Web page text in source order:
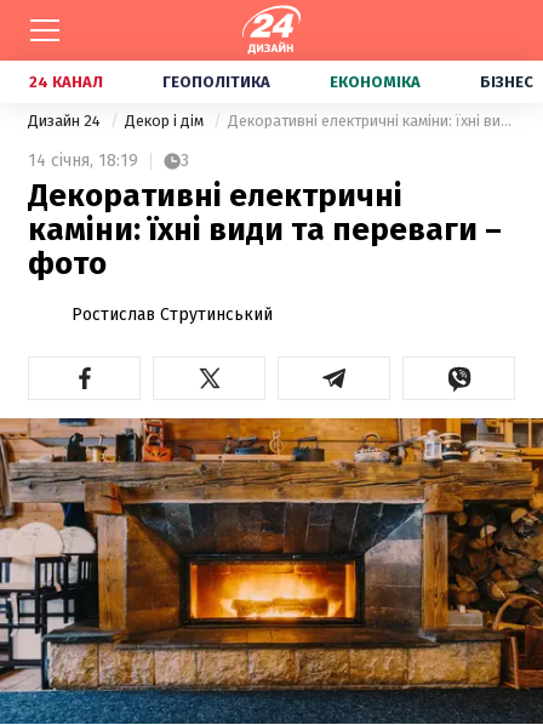
24 КАНАЛ ГЕОПОЛІТИКА ЕКОНОМІКА БІЗНЕС
Дизайн 24 Декор і дім Декоративні електричні каміни: їхні види та переваги – фото
14 січня, 18:19 3
Декоративні електричні
каміни: їхні види та переваги –
фото
Ростислав Струтинський